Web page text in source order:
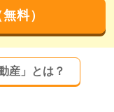
料）
産」とは？
にすることで
資金シミュレー
至るまでのプロ